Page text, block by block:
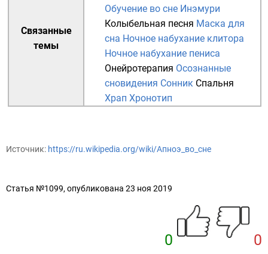
Связанные
темы
Обучение во сне Инэмури
Колыбельная песня Маска для
сна Ночное набухание клитора
Ночное набухание пениса
Онейротерапия Осознанные
сновидения Сонник Спальня
Храп Хронотип
Источник: https://ru.wikipedia.org/wiki/Апноэ_во_сне
Статья №1099, опубликована 23 ноя 2019
0 0